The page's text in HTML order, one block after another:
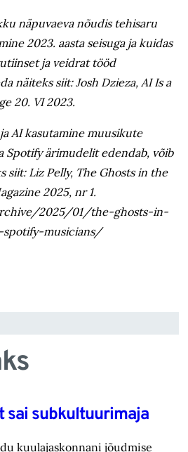
näpuvaeva nõudis tehisaru
2023. aasta seisuga ja kuidas
ja veidrat tööd
näiteks siit: Josh Dzieza, AI Is a
20. VI 2023.
AI kasutamine muusikute
Spotify ärimudelit edendab, võib
siit: Liz Pelly, The Ghosts in the
2025, nr 1.
2025/01/the-ghosts-in-
musicians/
sai subkultuurimaja
kuulajaskonnani jõudmise